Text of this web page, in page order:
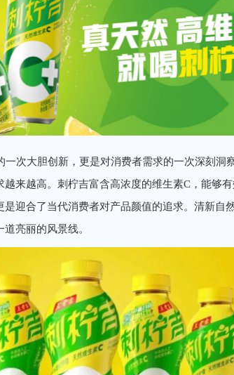
次大胆创新，更是对消费者需求的一次深刻洞
来越高。刺柠吉富含高浓度的维生素C，能够
迎合了当代消费者对产品颜值的追求。清新自
亮丽的风景线。